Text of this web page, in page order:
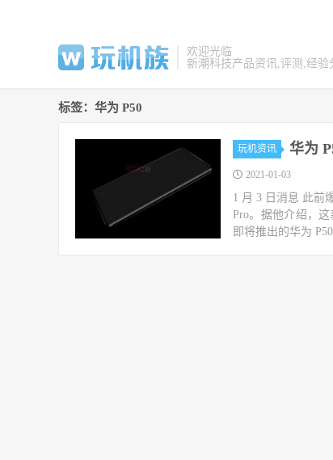
欢迎光临
新潮科技产品资讯,评测,经验
标签：华为 P50
玩机资讯 华为
2021-01-03
1 月 3 日消息 此前
Pro。据他介绍，这
即将推出的华为